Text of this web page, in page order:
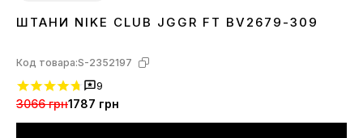
M XL
ШТАНИ NIKE CLUB JGGR FT BV2679-309
Код товара:S-2352197
9
3066 грн1787 грн